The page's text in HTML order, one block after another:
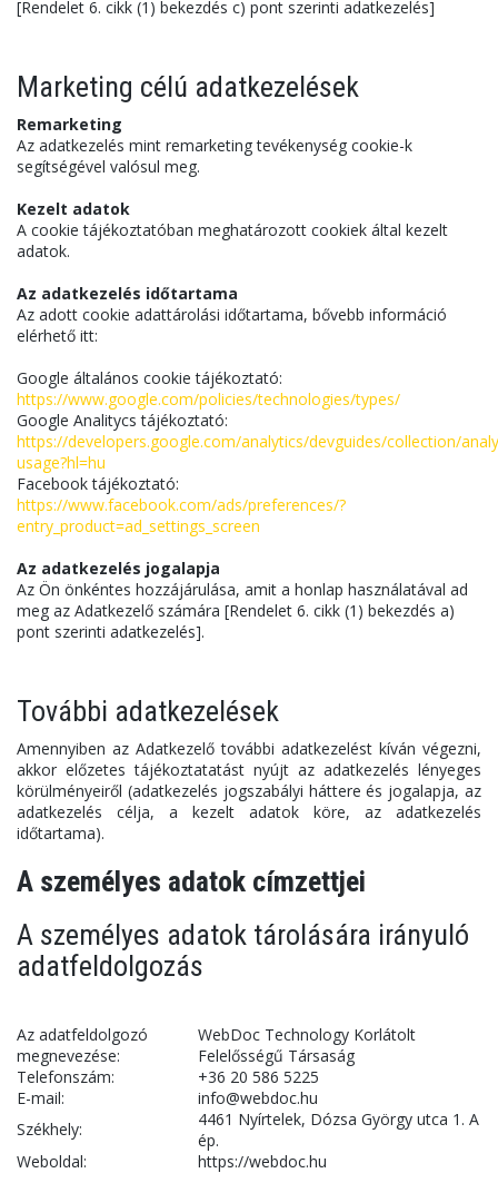
[Rendelet 6. cikk (1) bekezdés c) pont szerinti adatkezelés]
Marketing célú adatkezelések
Remarketing
Az adatkezelés mint remarketing tevékenység cookie-k
segítségével valósul meg.
Kezelt adatok
A cookie tájékoztatóban meghatározott cookiek által kezelt
adatok.
Az adatkezelés időtartama
Az adott cookie adattárolási időtartama, bővebb információ
elérhető itt:
Google általános cookie tájékoztató:
https://www.google.com/policies/technologies/types/
Google Analitycs tájékoztató:
https://developers.google.com/analytics/devguides/collection/
usage?hl=hu
Facebook tájékoztató:
https://www.facebook.com/ads/preferences/?
entry_product=ad_settings_screen
Az adatkezelés jogalapja
Az Ön önkéntes hozzájárulása, amit a honlap használatával ad
meg az Adatkezelő számára [Rendelet 6. cikk (1) bekezdés a)
pont szerinti adatkezelés].
További adatkezelések
Amennyiben az Adatkezelő további adatkezelést kíván végezni,
akkor előzetes tájékoztatatást nyújt az adatkezelés lényeges
körülményeiről (adatkezelés jogszabályi háttere és jogalapja, az
adatkezelés célja, a kezelt adatok köre, az adatkezelés
időtartama).
A személyes adatok címzettjei
A személyes adatok tárolására irányuló
adatfeldolgozás
Az adatfeldolgozó
megnevezése:
WebDoc Technology Korlátolt
Felelősségű Társaság
Telefonszám:
+36 20 586 5225
E-mail:
info@webdoc.hu
Székhely:
4461 Nyírtelek, Dózsa György utca 1. A
ép.
Weboldal:
https://webdoc.hu